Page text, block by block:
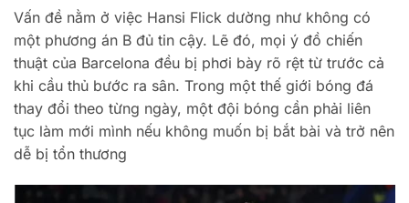
Vấn đề nằm ở việc Hansi Flick dường như không có
một phương án B đủ tin cậy. Lẽ đó, mọi ý đồ chiến
thuật của Barcelona đều bị phơi bày rõ rệt từ trước cả
khi cầu thủ bước ra sân. Trong một thế giới bóng đá
thay đổi theo từng ngày, một đội bóng cần phải liên
tục làm mới mình nếu không muốn bị bắt bài và trở nên
dễ bị tổn thương